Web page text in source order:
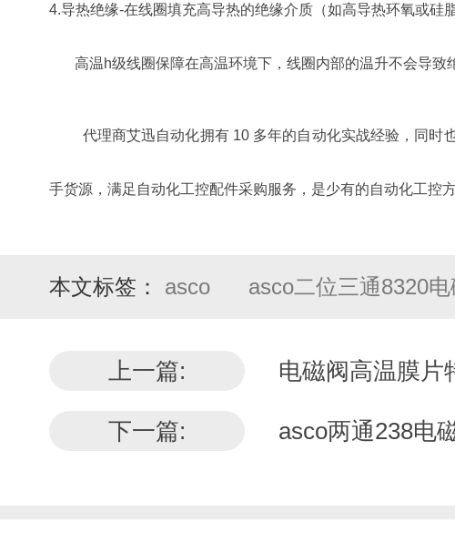
4.导热绝缘-在线圈填充高导热的绝缘介质（如高导热环氧或硅
高温h级线圈保障在高温环境下，线圈内部的温升不会导致
代理商艾迅自动化拥有 10 多年的自动化实战经验，同时
手货源，满足自动化工控配件采购服务，是少有的自动化工
本文标签： asco asco二位三通8320电
上一篇: 电磁阀高温膜片
下一篇: asco两通238电